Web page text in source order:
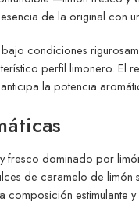
de la original con
condiciones
perfil limonero. El
la potencia
fresco dominado por
de caramelo de
composición estimulante